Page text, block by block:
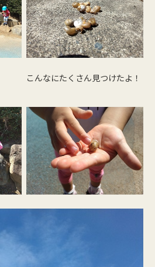
こんなにたくさん見つけたよ！